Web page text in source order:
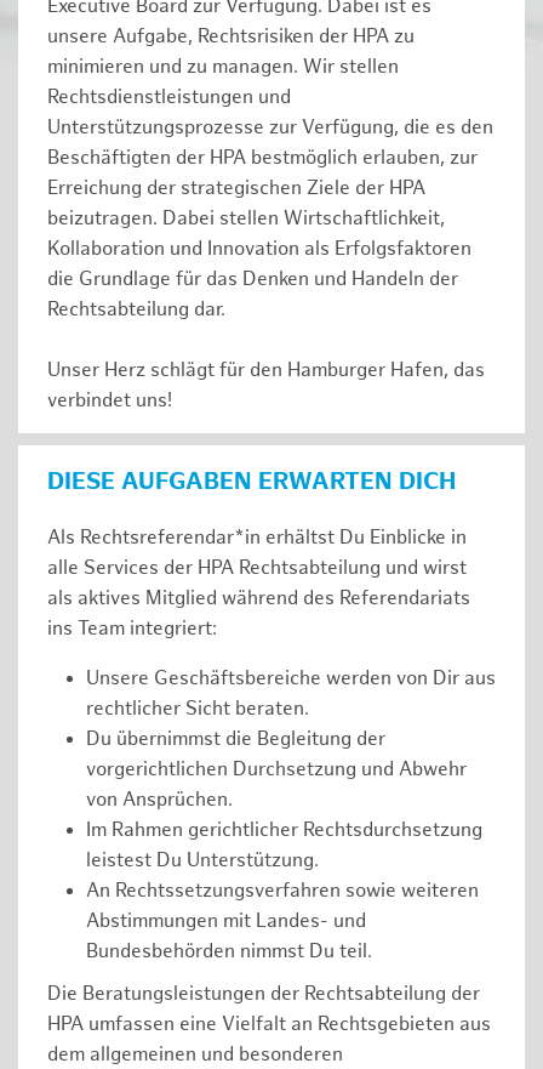
Executive Board zur Verfügung. Dabei ist es
unsere Aufgabe, Rechtsrisiken der HPA zu
minimieren und zu managen. Wir stellen
Rechtsdienstleistungen und
Unterstützungsprozesse zur Verfügung, die es den
Beschäftigten der HPA bestmöglich erlauben, zur
Erreichung der strategischen Ziele der HPA
beizutragen. Dabei stellen Wirtschaftlichkeit,
Kollaboration und Innovation als Erfolgsfaktoren
die Grundlage für das Denken und Handeln der
Rechtsabteilung dar.
Unser Herz schlägt für den Hamburger Hafen, das
verbindet uns!
DIESE AUFGABEN ERWARTEN DICH
Als Rechtsreferendar*in erhältst Du Einblicke in
alle Services der HPA Rechtsabteilung und wirst
als aktives Mitglied während des Referendariats
ins Team integriert:
Unsere Geschäftsbereiche werden von Dir aus
rechtlicher Sicht beraten.
Du übernimmst die Begleitung der
vorgerichtlichen Durchsetzung und Abwehr
von Ansprüchen.
Im Rahmen gerichtlicher Rechtsdurchsetzung
leistest Du Unterstützung.
An Rechtssetzungsverfahren sowie weiteren
Abstimmungen mit Landes- und
Bundesbehörden nimmst Du teil.
Die Beratungsleistungen der Rechtsabteilung der
HPA umfassen eine Vielfalt an Rechtsgebieten aus
dem allgemeinen und besonderen